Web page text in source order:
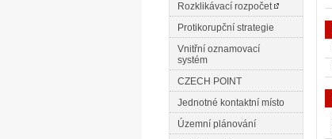
Rozklikávací rozpočet
Protikorupční strategie
Vnitřní oznamovací
systém
CZECH POINT
Jednotné kontaktní místo
Územní plánování